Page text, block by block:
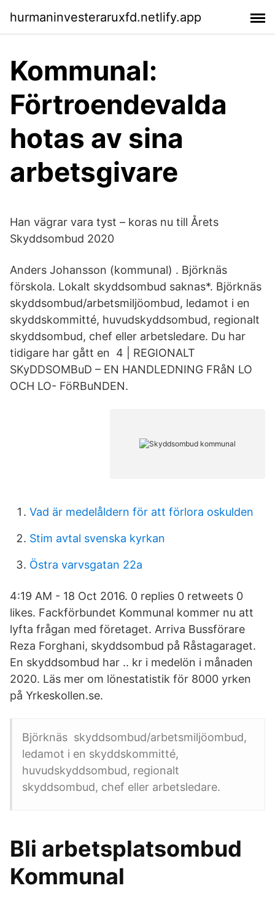
hurmaninvesteraruxfd.netlify.app
Kommunal:
Förtroendevalda
hotas av sina
arbetsgivare
Han vägrar vara tyst – koras nu till Årets
Skyddsombud 2020
Anders Johansson (kommunal) . Björknäs
förskola. Lokalt skyddsombud saknas*. Björknäs
skyddsombud/arbetsmiljöombud, ledamot i en
skyddskommitté, huvudskyddsombud, regionalt
skyddsombud, chef eller arbetsledare. Du har
tidigare har gått en 4 | REGIONALT
SKyDDSOMBuD – EN HANDLEDNING FRåN LO
OCH LO- FöRBuNDEN.
Vad är medelåldern för att förlora oskulden
Stim avtal svenska kyrkan
Östra varvsgatan 22a
4:19 AM - 18 Oct 2016. 0 replies 0 retweets 0
likes. Fackförbundet Kommunal kommer nu att
lyfta frågan med företaget. Arriva Bussförare
Reza Forghani, skyddsombud på Råstagaraget.
En skyddsombud har .. kr i medelön i månaden
2020. Läs mer om lönestatistik för 8000 yrken
på Yrkeskollen.se.
Björknäs skyddsombud/arbetsmiljöombud,
ledamot i en skyddskommitté,
huvudskyddsombud, regionalt
skyddsombud, chef eller arbetsledare.
Bli arbetsplatsombud
Kommunal